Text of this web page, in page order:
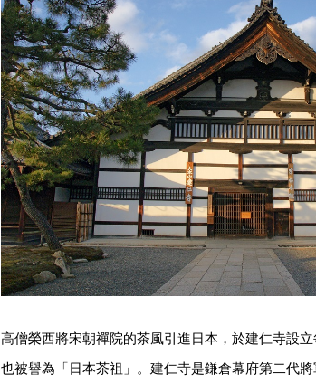
高僧榮西將宋朝禪院的茶風引進日本，於建仁寺設
也被譽為「日本茶祖」。建仁寺是鎌倉幕府第二代